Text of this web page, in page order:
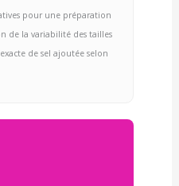
pour une préparation
de la variabilité des tailles
de sel ajoutée selon